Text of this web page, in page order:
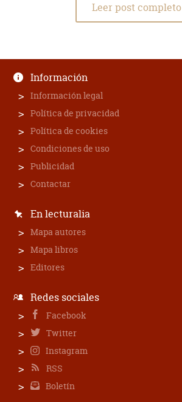
Leer post completo
Información
Información legal
Política de privacidad
Política de cookies
Condiciones de uso
Publicidad
Contactar
En lecturalia
Mapa autores
Mapa libros
Editores
Redes sociales
Facebook
Twitter
Instagram
RSS
Boletín